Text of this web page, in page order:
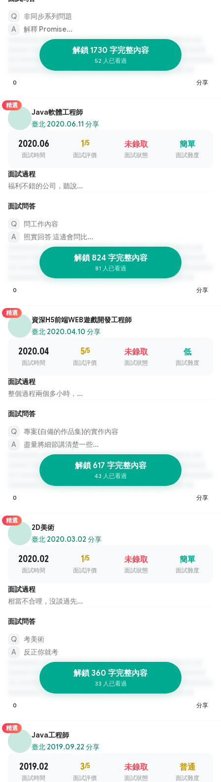
非同步系列問題
解釋 Promise...
解鎖 1730 字完整內容
52 人已看過
0 分享
精選
Java軟體工程師
臺北·2020.06.11 分享
2020.06
面試時間
1/5
面試評價
未錄取
面試狀態
簡單
面試難度
面試過程
福利不錯的公司，聽說...
面試問答
問工作內容
照實回答 這邊會問比...
解鎖 824 字完整內容
81 人已看過
0 分享
精選
資深H5前端WEB遊戲開發工程師
臺北·2020.04.10 分享
2020.04
面試時間
5/5
面試評價
未錄取
面試狀態
低
面試難度
面試過程
整個過程兩個多小時，...
面試問答
專案(自備的作品集)的實作內容
盡量將細節講清楚一些...
解鎖 617 字完整內容
43 人已看過
0 分享
精選
2D美術
臺北·2020.03.02 分享
2020.02
面試時間
1/5
面試評價
未錄取
面試狀態
簡單
面試難度
面試過程
相當不合哩，沒談過先...
面試問答
考美術
反正你就考
解鎖 360 字完整內容
33 人已看過
0 分享
精選
Java工程師
臺北·2019.09.22 分享
2019.02
面試時間
3/5
面試評價
未錄取
面試狀態
普通
面試難度